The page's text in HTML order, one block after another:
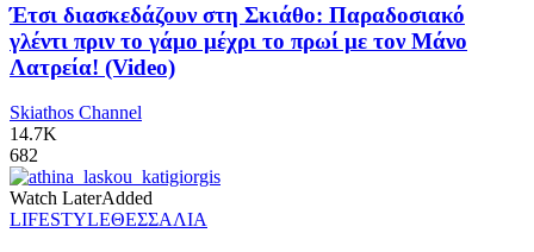
Έτσι διασκεδάζουν στη Σκιάθο: Παραδοσιακό
γλέντι πριν το γάμο μέχρι το πρωί με τον Μάνο
Λατρεία! (Video)
Skiathos Channel
14.7K
682
Watch LaterAdded
LIFESTYLEΘΕΣΣΑΛΙΑ